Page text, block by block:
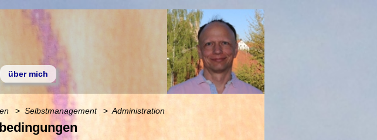
über mich
Selbstmanagement Administration